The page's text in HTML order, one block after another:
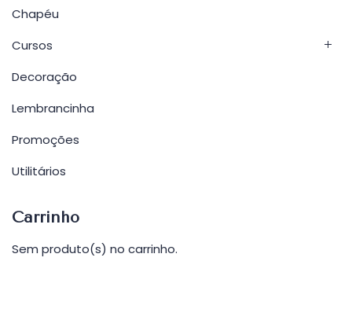
Chapéu
Cursos
Decoração
Lembrancinha
Promoções
Utilitários
Carrinho
Sem produto(s) no carrinho.